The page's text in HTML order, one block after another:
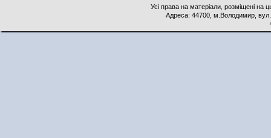
Усі права на матеріали, розміщені на
Адреса: 44700, м.Володимир,